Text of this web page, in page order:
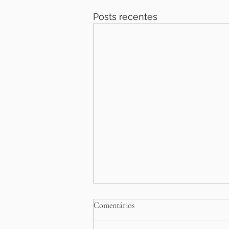
Posts recentes
Acupuntura para Dor Lombar em
Remédio
Comentários